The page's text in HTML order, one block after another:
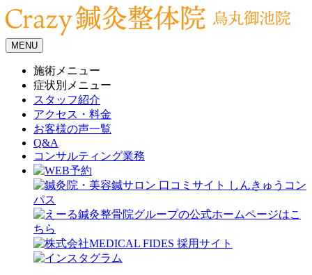
MENU
施術メニュー
症状別メニュー
スタッフ紹介
アクセス・料金
お客様の声一覧
Q&A
コンサルティング業務